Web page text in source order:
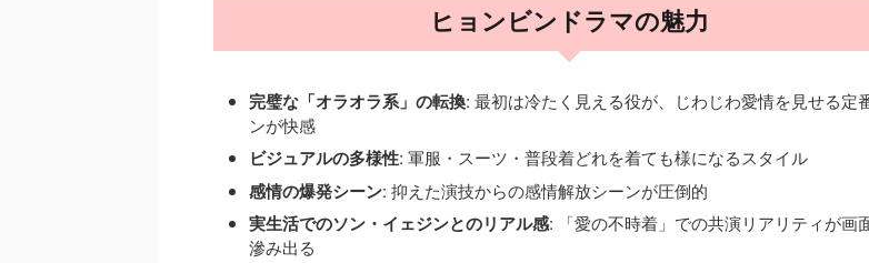
ヒョンビンドラマの魅力
完璧な「オラオラ系」の転換: 最初は冷たく見える役が、じわじわ愛情を見せる定
ンが快感
ビジュアルの多様性: 軍服・スーツ・普段着どれを着ても様になるスタイル
感情の爆発シーン: 抑えた演技からの感情解放シーンが圧倒的
実生活でのソン・イェジンとのリアル感: 「愛の不時着」での共演リアリティが画
滲み出る